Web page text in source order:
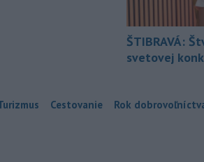
ŠTIBRAVÁ:
svetovej
Cestovanie Rok